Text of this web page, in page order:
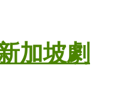
加坡劇